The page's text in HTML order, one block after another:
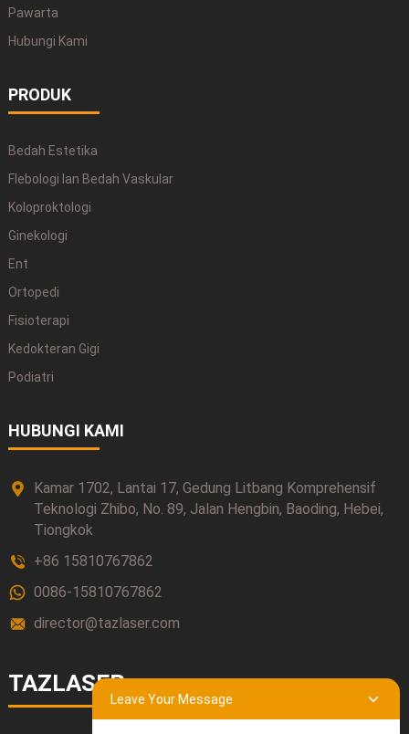
Pawarta
Hubungi Kami
PRODUK
Bedah Estetika
Flebologi lan Bedah Vaskular
Koloproktologi
Ginekologi
Ent
Ortopedi
Fisioterapi
Kedokteran Gigi
Podiatri
HUBUNGI KAMI
Kamar 1702, Lantai 17, Gedung Litbang Komprehensif
Teknologi Zhibo, No. 89, Jalan Hengbin, Baoding, Hebei,
Tiongkok
+86 15810767862
0086-15810767862
director@tazlaser.com
TAZLASER
Leave Your Message